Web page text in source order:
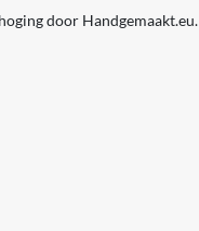
door Handgemaakt.eu.